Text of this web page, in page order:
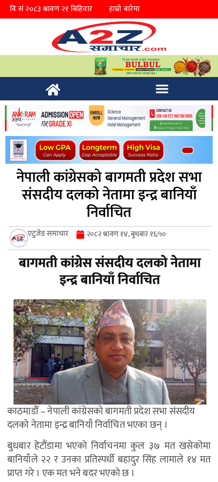
हाम्रो बारेमा
नेपाली कांग्रेसको बागमती प्रदेश सभा
संसदीय दलको नेतामा इन्द्र बानियाँ
निर्वाचित
एटुजेड समाचार २०८२ श्रावण १४, बुधबार १६:५०
काठमाडौँ – नेपाली कांग्रेसको बागमती प्रदेश सभा संसदीय
दलको नेतामा इन्द्र बानियाँ निर्वाचित भएका छन् ।
बुधबार हेटौंडामा भएको निर्वाचनमा कुल ३७ मत खसेकोमा
बानियाँले २२ र उनका प्रतिस्पर्धी बहादुर सिंह लामाले १४ मत
प्राप्त गरे । एक मत भने बदर भएको छ ।